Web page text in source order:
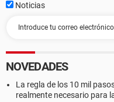
Noticias
NOVEDADES
La regla de los 10 mil
realmente necesario para